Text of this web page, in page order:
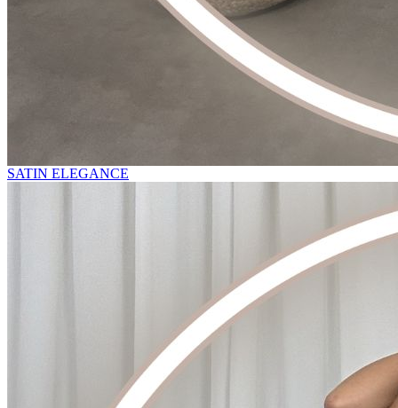
SATIN ELEGANCE